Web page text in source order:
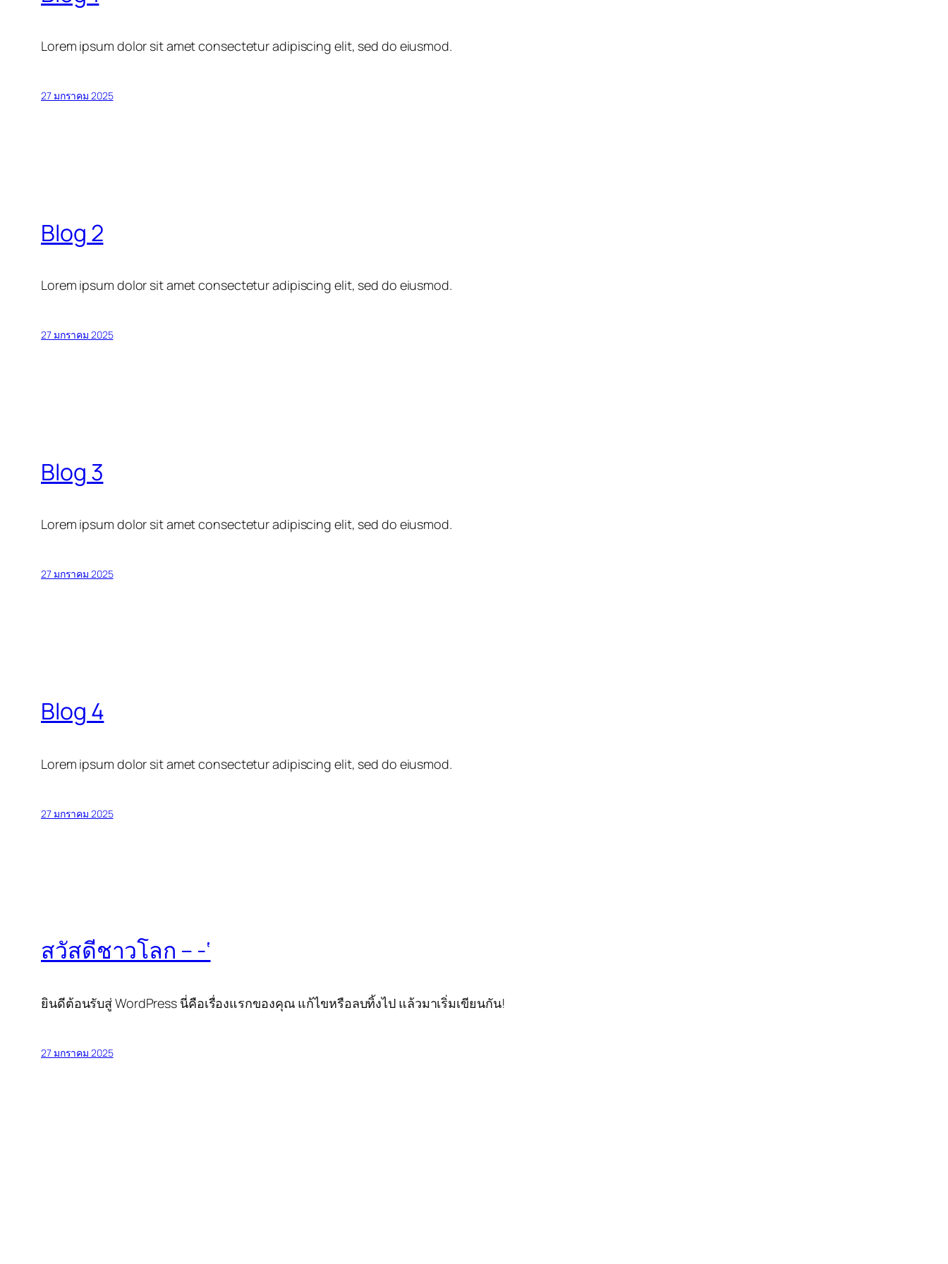
Lorem ipsum dolor sit amet consectetur adipiscing elit, sed do eiusmod.
27 มกราคม 2025
Blog 2
Lorem ipsum dolor sit amet consectetur adipiscing elit, sed do eiusmod.
27 มกราคม 2025
Blog 3
Lorem ipsum dolor sit amet consectetur adipiscing elit, sed do eiusmod.
27 มกราคม 2025
Blog 4
Lorem ipsum dolor sit amet consectetur adipiscing elit, sed do eiusmod.
27 มกราคม 2025
สวัสดีชาวโลก – -‘
ยินดีต้อนรับสู่ WordPress นี่คือเรื่องแรกของคุณ แก้ไขหรือลบทิ้งไป แล้วมาเริ่มเขียนกัน!
27 มกราคม 2025